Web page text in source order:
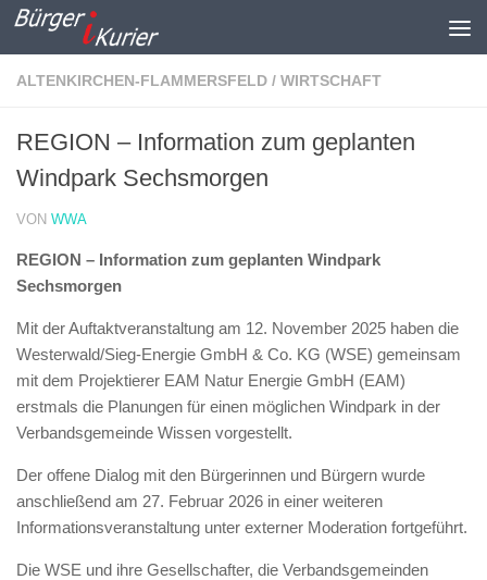
Zum Inhalt springen
ALTENKIRCHEN-FLAMMERSFELD / WIRTSCHAFT
REGION – Information zum geplanten
Windpark Sechsmorgen
VON WWA
REGION – Information zum geplanten Windpark
Sechsmorgen
Mit der Auftaktveranstaltung am 12. November 2025 haben die
Westerwald/Sieg-Energie GmbH & Co. KG (WSE) gemeinsam
mit dem Projektierer EAM Natur Energie GmbH (EAM)
erstmals die Planungen für einen möglichen Windpark in der
Verbandsgemeinde Wissen vorgestellt.
Der offene Dialog mit den Bürgerinnen und Bürgern wurde
anschließend am 27. Februar 2026 in einer weiteren
Informationsveranstaltung unter externer Moderation fortgeführt.
Die WSE und ihre Gesellschafter, die Verbandsgemeinden